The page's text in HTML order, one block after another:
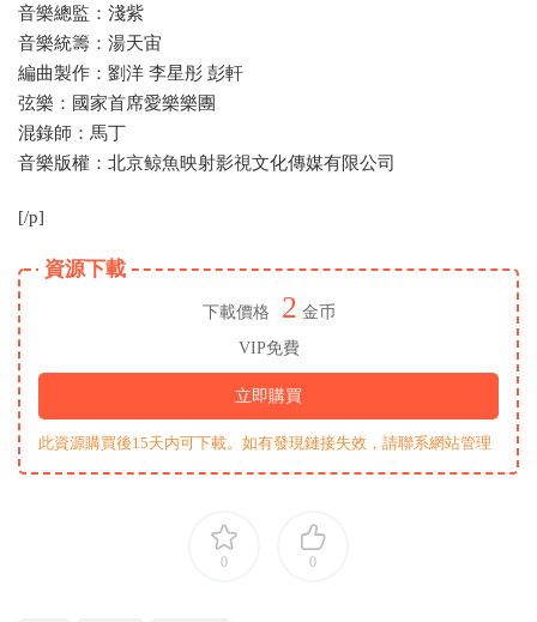
音樂總監：淺紫
音樂統籌：湯天宙
編曲製作：劉洋 李星彤 彭軒
弦樂：國家首席愛樂樂團
混錄師：馬丁
音樂版權：北京鲸魚映射影視文化傳媒有限公司
[/p]
資源下載
下載價格 2 金币
VIP免費
立即購買
此資源購買後15天内可下載。如有發現鏈接失效，請聯系網站管理
0 0